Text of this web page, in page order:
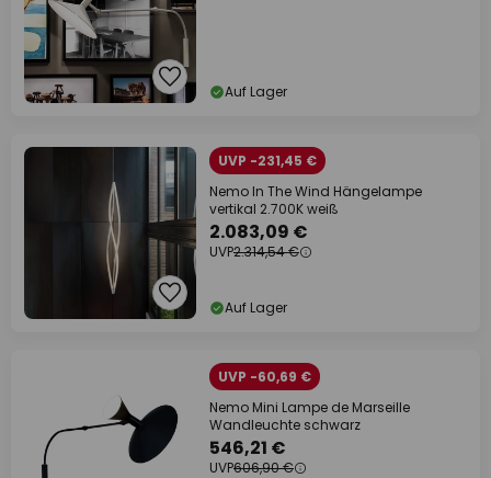
Auf Lager
UVP -231,45 €
Nemo In The Wind Hängelampe
vertikal 2.700K weiß
2.083,09 €
UVP2.314,54 €
Auf Lager
UVP -60,69 €
Nemo Mini Lampe de Marseille
Wandleuchte schwarz
546,21 €
UVP606,90 €